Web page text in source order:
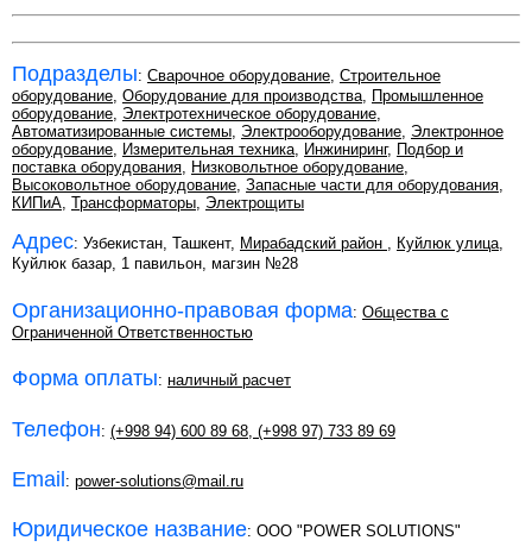
Подразделы: Сварочное оборудование, Строительное
оборудование, Оборудование для производства, Промышленное
оборудование, Электротехническое оборудование,
Автоматизированные системы, Электрооборудование, Электронное
оборудование, Измерительная техника, Инжиниринг, Подбор и
поставка оборудования, Низковольтное оборудование,
Высоковольтное оборудование, Запасные части для оборудования,
КИПиА, Трансформаторы, Электрощиты
Адрес: Узбекистан, Ташкент, Мирабадский район , Куйлюк улица,
Куйлюк базар, 1 павильон, магзин №28
Организационно-правовая форма: Общества с
Ограниченной Ответственностью
Форма оплаты: наличный расчет
Телефон: (+998 94) 600 89 68 (+998 97) 733 89 69
Email : power-solutions@mail.ru
Юридическое название: OOO "POWER SOLUTIONS"